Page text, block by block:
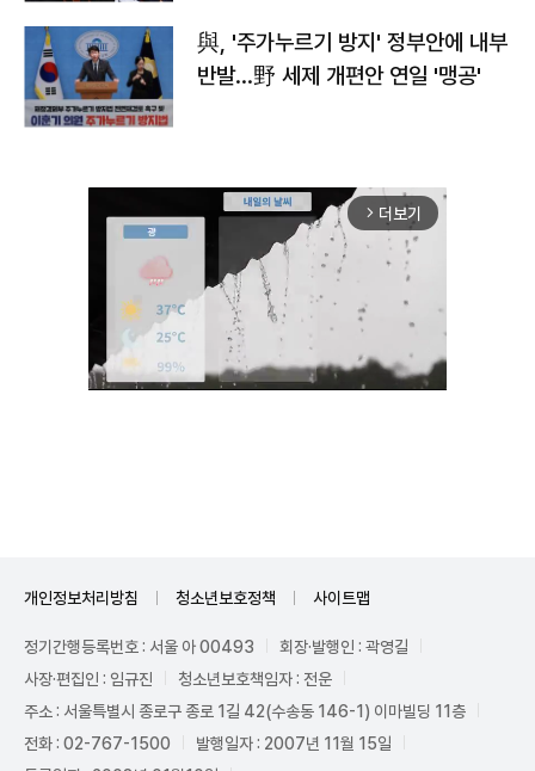
與, '주가누르기 방지' 정부안에 내부
반발…野 세제 개편안 연일 '맹공'
arrow_forward_ios 더보기
개인정보처리방침 청소년보호정책 사이트맵
정기간행등록번호 : 서울 아 00493
회장·발행인 : 곽영길
사장·편집인 : 임규진
청소년보호책임자 : 전운
주소 : 서울특별시 종로구 종로 1길 42(수송동 146-1) 이마빌딩 11층
전화 : 02-767-1500
발행일자 : 2007년 11월 15일